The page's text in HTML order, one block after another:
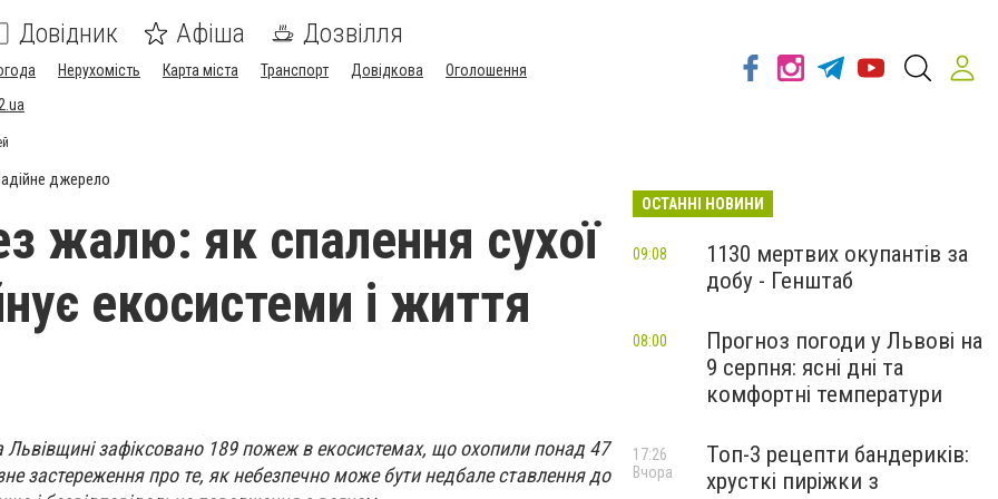
Довідник Афіша Дозвілля
Нерухомість Карта міста Транспорт Довідкова
Оголошення
джерело
жалю: як спалення сухої
екосистеми і життя
Львівщині зафіксовано 189 пожеж в екосистемах, що охопили понад 47
застереження про те, як небезпечно може бути недбале ставлення до
ОСТАННІ НОВИНИ
1130 мертвих окупантів за
добу - Генштаб
09:08
Прогноз погоди у Львові на
9 серпня: ясні дні та
комфортні температури
08:00
Топ-3 рецепти бандериків:
хрусткі пиріжки з
17:26
Вчора